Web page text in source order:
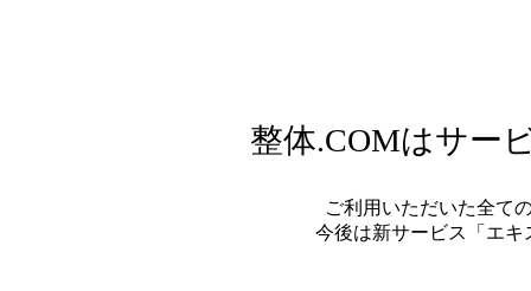
整体.COMはサー
ご利用いただいた全て
今後は新サービス「エ